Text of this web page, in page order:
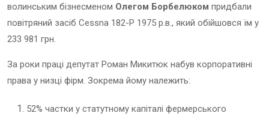
волинським бізнесменом Олегом Борбелюком придбали
повітряний засіб Cessna 182-Р 1975 р.в., який обійшовся їм у
233 981 грн.
За роки праці депутат Роман Микитюк набув корпоративні
права у низці фірм. Зокрема йому належить:
52% частки у статутному капіталі фермерського